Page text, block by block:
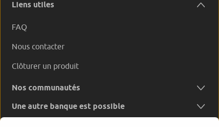
Liens utiles
FAQ
Nous contacter
Clôturer un produit
Nos communautés
Une autre banque est possible